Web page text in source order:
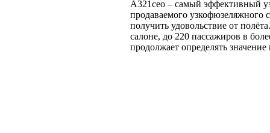
А321сео – самый эффективный
продаваемого узкофюзеляжного
получить удовольствие от
салоне, до 220 пассажиров в
продолжает определять